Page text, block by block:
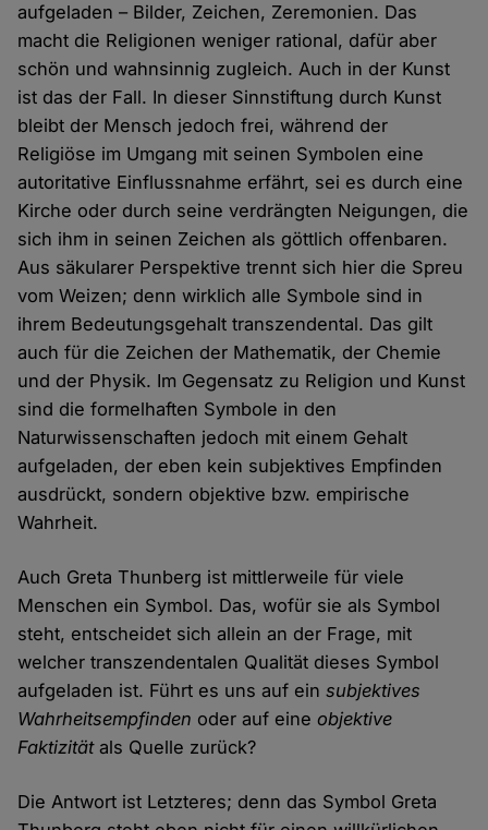
aufgeladen – Bilder, Zeichen, Zeremonien. Das
macht die Religionen weniger rational, dafür aber
schön und wahnsinnig zugleich. Auch in der Kunst
ist das der Fall. In dieser Sinnstiftung durch Kunst
bleibt der Mensch jedoch frei, während der
Religiöse im Umgang mit seinen Symbolen eine
autoritative Einflussnahme erfährt, sei es durch eine
Kirche oder durch seine verdrängten Neigungen, die
sich ihm in seinen Zeichen als göttlich offenbaren.
Aus säkularer Perspektive trennt sich hier die Spreu
vom Weizen; denn wirklich alle Symbole sind in
ihrem Bedeutungsgehalt transzendental. Das gilt
auch für die Zeichen der Mathematik, der Chemie
und der Physik. Im Gegensatz zu Religion und Kunst
sind die formelhaften Symbole in den
Naturwissenschaften jedoch mit einem Gehalt
aufgeladen, der eben kein subjektives Empfinden
ausdrückt, sondern objektive bzw. empirische
Wahrheit.
Auch Greta Thunberg ist mittlerweile für viele
Menschen ein Symbol. Das, wofür sie als Symbol
steht, entscheidet sich allein an der Frage, mit
welcher transzendentalen Qualität dieses Symbol
aufgeladen ist. Führt es uns auf einsubjektives
Wahrheitsempfinden oder auf eineobjektive
Faktizitätals Quelle zurück?
Die Antwort ist Letzteres; denn das Symbol Greta